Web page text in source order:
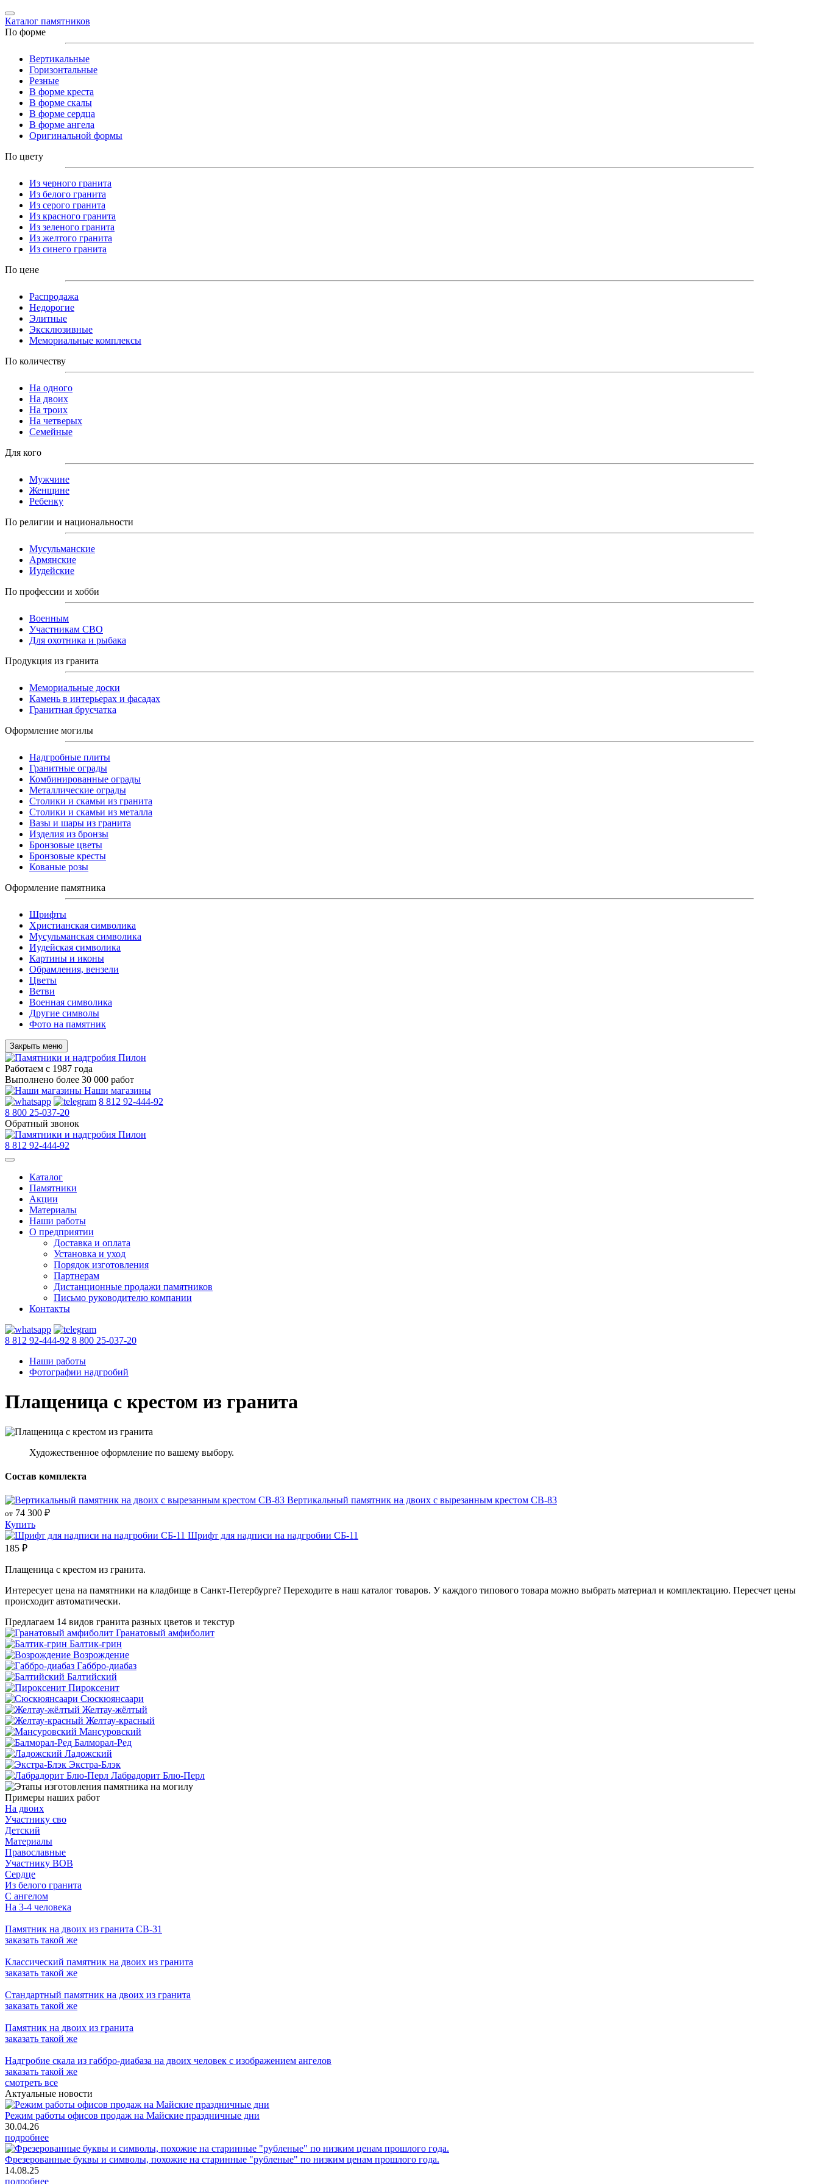
Каталог памятников
По форме
Вертикальные
Горизонтальные
Резные
В форме креста
В форме скалы
В форме сердца
В форме ангела
Оригинальной формы
По цвету
Из черного гранита
Из белого гранита
Из серого гранита
Из красного гранита
Из зеленого гранита
Из желтого гранита
Из синего гранита
По цене
Распродажа
Недорогие
Элитные
Эксклюзивные
Мемориальные комплексы
По количеству
На одного
На двоих
На троих
На четверых
Семейные
Для кого
Мужчине
Женщине
Ребенку
По религии и национальности
Мусульманские
Армянские
Иудейские
По профессии и хобби
Военным
Участникам СВО
Для охотника и рыбака
Продукция из гранита
Мемориальные доски
Камень в интерьерах и фасадах
Гранитная брусчатка
Оформление могилы
Надгробные плиты
Гранитные ограды
Комбинированные ограды
Металлические ограды
Столики и скамьи из гранита
Столики и скамьи из металла
Вазы и шары из гранита
Изделия из бронзы
Бронзовые цветы
Бронзовые кресты
Кованые розы
Оформление памятника
Шрифты
Христианская символика
Мусульманская символика
Иудейская символика
Картины и иконы
Обрамления, вензели
Цветы
Ветви
Военная символика
Другие символы
Фото на памятник
Закрыть меню
Работаем с 1987 года
Выполнено более 30 000 работ
Наши магазины
8 812 92-444-92
8 800 25-037-20
Обратный звонок
8 812 92-444-92
Каталог
Памятники
Акции
Материалы
Наши работы
О предприятии
Доставка и оплата
Установка и уход
Порядок изготовления
Партнерам
Дистанционные продажи памятников
Письмо руководителю компании
Контакты
8 812 92-444-92 8 800 25-037-20
Наши работы
Фотографии надгробий
Плащеница с крестом из гранита
Художественное оформление по вашему выбору.
Состав комплекта
Вертикальный памятник на двоих с вырезанным крестом СВ-83
от 74 300 ₽
Купить
Шрифт для надписи на надгробии СБ-11
185 ₽
Плащеница с крестом из гранита.
Интересует цена на памятники на кладбище в Санкт-Петербурге? Переходите в наш каталог товаров. У каждого типового товара можно выбрать материал и комплектацию. Пересчет цены
происходит автоматически.
Предлагаем 14 видов гранита разных цветов и текстур
Гранатовый амфиболит
Балтик-грин
Возрождение
Габбро-диабаз
Балтийский
Пироксенит
Сюскюянсаари
Желтау-жёлтый
Желтау-красный
Мансуровский
Балморал-Ред
Ладожский
Экстра-Блэк
Лабрадорит Блю-Перл
Примеры наших работ
На двоих
Участнику сво
Детский
Материалы
Православные
Участнику ВОВ
Сердце
Из белого гранита
С ангелом
На 3-4 человека
Памятник на двоих из гранита СВ-31
заказать такой же
Классический памятник на двоих из гранита
заказать такой же
Стандартный памятник на двоих из гранита
заказать такой же
Памятник на двоих из гранита
заказать такой же
Надгробие скала из габбро-диабаза на двоих человек с изображением ангелов
заказать такой же
смотреть все
Актуальные новости
Режим работы офисов продаж на Майские праздничные дни
30.04.26
подробнее
Фрезерованные буквы и символы, похожие на старинные "рубленые" по низким ценам прошлого года.
14.08.25
подробнее